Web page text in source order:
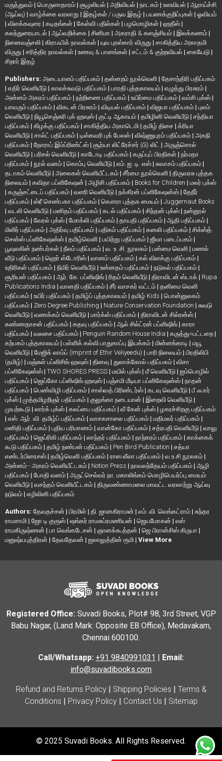
மருத்துவம் | பொருளாதாரம் | சூழலியல் | அறிவியல் | நாடகம் | உளவியல் | ஆராய்ச்சி
(ஆய்வு) | வாழ்க்கை வரலாறு | இதழ்கள் / பருவ இதழ் | பயணக்குறிப்புகள் | ஓவியம்
| விளக்கவுரை | கடிதங்கள் | கேள்வி பதில்கள் | பழமொழிகள் | ஹதீஸ் |
கலந்துரையாடல் | ஆய்வறிக்கை | சினிமா | அகராதி & களஞ்சியம் | இலக்கணம் |
நினைவஞ்சலி | கிராஃபிக் நாவல்கள் | யுவ புரஸ்கார் விருது | சாகித்திய அகாதமி
விருது | சரித்திர நாவல்கள் | உணவு & பானங்கள் | சட்டம் & குற்றவியல் | கையேடு |
சிறார் இதழ்
Publishers: அடையாளம் பதிப்பகம் | தன்னறம் நூல்வெளி | தேசாந்திரி பதிப்பகம்
| எதிர் வெளியீடு | காலச்சுவடு பதிப்பகம் | பாரதி புத்தகாலயம் | எழுத்து பிரசுரம் |
அன்னம் அகரம் பதிப்பகம் | நற்றிணை பதிப்பகம் | உயிர்மை பதிப்பகம் | வம்சி புக்ஸ் |
யாவரும் பதிப்பகம் | விகடன் பிரசுரம் | விடியல் பதிப்பகம் | விஜயா பதிப்பகம் | புலம்
வெளியீடு | நியூசெஞ்சுரி புக் ஹவுஸ் | குட்டி ஆகாயம் | தமிழினி வெளியீடு | சந்தியா
பதிப்பகம் | கிழக்கு பதிப்பகம் | சாகித்திய அகாடெமி | தமிழ் திசை | க்ரியா
வெளியீடு | சால்ட் பதிப்பகம் | டிஸ்கவரி புக் பேலஸ் | விஷ்ணுபுரம் பதிப்பகம் | அகநி
பதிப்பகம் | நோராப் இம்ப்ரிண்ட்ஸ் | சூர்யா லிட்ரேச்சர் (பி) லிட் | அருஞ்சொல்
வெளியீடு | பரிசல் வெளியீடு | காடோடி பதிப்பகம் | கருப்புப் பிரதிகள் | நர்மதா
பதிப்பகம் | நூல் வனம் | கொம்பு வெளியீடு | எம். ஐ. டி. எஸ் | சுவாசம் பதிப்பகம் |
தடாகம் வெளியீடு | அலைகள் வெளியீட்டகம் | சீர்மை நூல்வெளி | திருவரசு புத்தக
நிலையம் | கவிதா பப்ளிகேஷன் | அழிசி பதிப்பகம் | Books for Children | மலர் புக்ஸ்
| கருஞ்சட்டைப் பதிப்பகம் | வளரி வெளியீடு | நக்கீரன் பப்ளிகேஷன்ஸ் | தேநீர்
பதிப்பகம் | ஸ்ரீ செண்பகா பதிப்பகம் | கௌரா புத்தக மையம் | Juggernaut Books
| வடலி வெளியீடு | மனிதம் பதிப்பகம் | கடல் பதிப்பகம் | சிந்தன் புக்ஸ் | நன்னூல்
பதிப்பகம் | வேரல் புக்ஸ் | மோக்லி பதிப்பகம் | தாயதி பதிப்பகம் | ஆதி பதிப்பகம் |
மிளிர் பதிப்பகம் | அதிர்வு பதிப்பகம் | பதிகம் பதிப்பகம் | கனலி பதிப்பகம் | சிக்ஸ்த்
சென்ஸ் பப்ளிகேஷன்ஸ் | தமிழ்வெளி | பயிற்று பதிப்பகம் | ஜீவா படைப்பகம் |
பூவுலகின் நண்பர்கள் | நீலம் பதிப்பகம் | வ. உ. சி. நூலகம் | பன்மை வெளி | மணல்
வீடு பதிப்பகம் | ஹெர் ஸ்டோரிஸ் | வானம் பதிப்பகம் | கல் விளக்கு பதிப்பகம் |
உதிரிகள் பதிப்பகம் | நிமிர் வெளியீடு | உன்னதம் பதிப்பகம் | நடுகல் பதிப்பகம் |
சூரியன் பதிப்பகம் | ஆர். கே. பப்ளிஷிங் | ரிதம் வெளியீடு | திராவிடன் ஸ்டாக் | Rupa
Publications India | வானதி பதிப்பகம் | சீர் வாசகர் வட்டம் | தனிமை வெளி
பதிப்பகம் | உயிர் பதிப்பகம் | தமிழ்ப் புத்தகாலயம் | தமிழ் Kids | பொன்னுலகம்
பதிப்பகம் | Zero Degree Publishing | Nature Conservation Foundation | சுவடு
வெளியீடு | வணக்கம் வெளியீடு | மார்க்ஸ் பதிப்பகம் | திராவிடன் சில்ரன்ஸ் |
கண்ணதாசன் பதிப்பகம் | கதவு பதிப்பகம் | ஆல் சில்ட்ரன் பப்ளிஷிங் | காரா
பதிப்பகம் | வலசை பதிப்பகம் | Penguin Random House India | கருத்து=பட்டறை |
கற்பகம் புத்தகாலயம் | பள்ளிக் கல்வி பாதுகாப்பு இயக்கம் | மின்னங்காடி | மயூ
வெளியீடு | மேஜிக் லாம்ப் (Imprint of Ethir Veliyeedu) | பாரி நிலையம் | பிரதிலிபி
(தமிழ்) | மஞ்சுள் பப்ளிசிங் ஹவுஸ் | தினவு | துலாக்கோல் பதிப்பகம் | விசா
பப்ளிகேஷன்ஸ் | TWO SHORES PRESS | மயில் புக்ஸ் | மீ வெளியீடு | ஐம்பொழில்
பதிப்பகம் | ஜெய்கோ பப்ளிஷிங் ஹவுஸ் | பஞ்சமி மீடியா பப்ளிகேஷன்ஸ் | நாதன்
பதிப்பகம் | பெண்விழி பதிப்பகம் | சாஸ்வத் பிரிண்டர்ஸ் | கடவு வெளியீடு | பீ ஃபார்
புக்ஸ் | முத்தமிழறிஞர் பதிப்பகம் | குலுங்கா நடையான் | இறைவி வெளியீடு |
முயற்கூடு | லார்க் புக்ஸ் | கலப்பை பதிப்பகம் | வீ கேன் புக்ஸ் | ழகரச்சிறகு பதிப்பகம்
| எஸ். ஆர். வி. தமிழ்ப் பதிப்பகம் | வாசகசாலை பதிப்பகம் | மதிமலர் பதிப்பகம் |
மனிதி பதிப்பகம் | புதிய பரிமாணம் | வான்கோ பதிப்பகம் | சத்ரபதி வெளியீடு | வாலு
பதிப்பகம் | ஜெய்ரிகி பதிப்பகம் | லாந்தர் பதிப்பகம் | நாற்கரம் பதிப்பகம் | காக்கைக்
கூடு பதிப்பகம் | தமிழ் நண்பன் பதிப்பகம் | Pen Bird Publication | சத்யா
எண்டர்பிரைசஸ் | தமிழ்வெளி பதிப்பகம் | ராஸ லீலா பதிப்பகம் | வ.உ.சி நூலகம் |
அன்னம் - அகரம் வெளியீட்டகம் | Notion Press | நாவலந்தேயம் பதிப்பகம் | ஆழி
பதிப்பகம் | போதி வனம் | அருட்செல்வர் நா. மகாலிங்கம் மொழிபெயர்ப்பு மையம்
வெளியீடு | வசந்தம் வெளியீட்டகம் | திருவண்ணாமலை மாவட்ட வரலாற்று ஆய்வு
நடுவம் | எழிலினி பதிப்பகம்
Authors: தேவதச்சன் | பிரமிள் | தி. ஜானகிராமன் | எம். வி. வெங்கட்ராம் | சுந்தர
ராமசாமி | ஜோ டி குரூஸ் | ஷங்கர் ராமசுப்ரமணியன் | ஜெயமோகன் | எஸ்
ராமகிருஷ்ணன் | பா வெங்கடேசன் | ஞானக்கூத்தன் | ஜெ பிரான்சிஸ் கிருபா |
மனுஷ்யபுத்திரன் | தேவதேவன் | ஜலாலுத்தின் ரூமி | View More
Registered Office: Suvadi Books, Plot# 98, 3rd Street, VGP
Babu Nagar, (Land Mark: Opposite EB Office), Medavakam,
Chennai 600100.
Call/Whatsapp: +91 9840991031 | Email:
info@suvadibooks.com
Refund and Returns Policy| Shipping Policies | Terms &
Conditions | Privacy Policy| Contact Us | Sitemap
© 2025 Suvadi Books. All Rights Reserved.